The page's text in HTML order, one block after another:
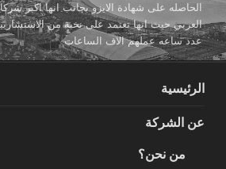
الحاصله على شهادة الايزو بجانب انها اكبر
العربي حيث انها تعتمد على نخبة من
عدد ساعه عملهم الاف الساعات
الرئيسية
عن الشركة
من نحن؟